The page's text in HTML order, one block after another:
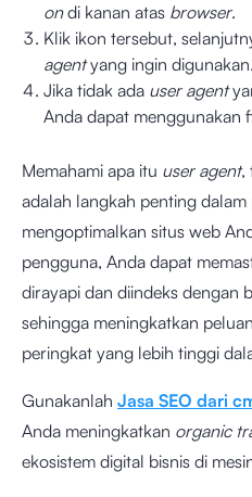
ondi kanan atas browser.
Klik ikon tersebut,
agentyang ingin digunakan.
Jika tidak ada user agent
Anda dapat menggunakan
Memahami apa itu user agent,
adalah langkah penting
mengoptimalkan situs web
pengguna, Anda dapat
dirayapi dan diindeks dengan
sehingga meningkatkan
peringkat yang lebih tinggi
Gunakanlah Jasa SEO dari
Anda meningkatkan organic
ekosistem digital bisnis di